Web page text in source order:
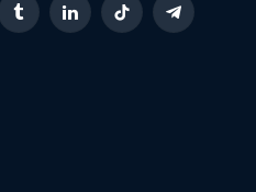
TumblrLinkedInTikTok Telegram